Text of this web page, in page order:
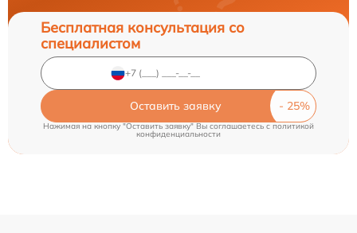
Бесплатная консультация со
специалистом
Оставить заявку
Нажимая на кнопку "Оставить заявку" Вы соглашаетесь cполитикой
конфиденциальности